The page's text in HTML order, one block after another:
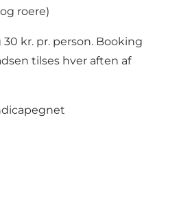
roere)
kr. pr. person. Booking
tilses hver aften af